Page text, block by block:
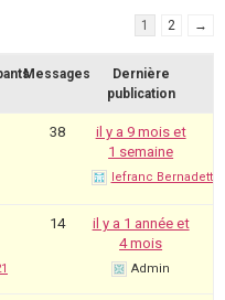
1 2 →
Messages
Dernière
publication
38
il y a 9 mois et
1 semaine
lefranc Bernadette
14
il y a 1 année et
4 mois
Admin